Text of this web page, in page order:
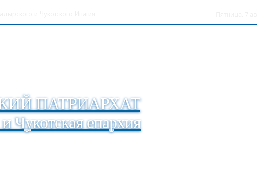
ПАТРИАРХАТ
Чукотская епархия